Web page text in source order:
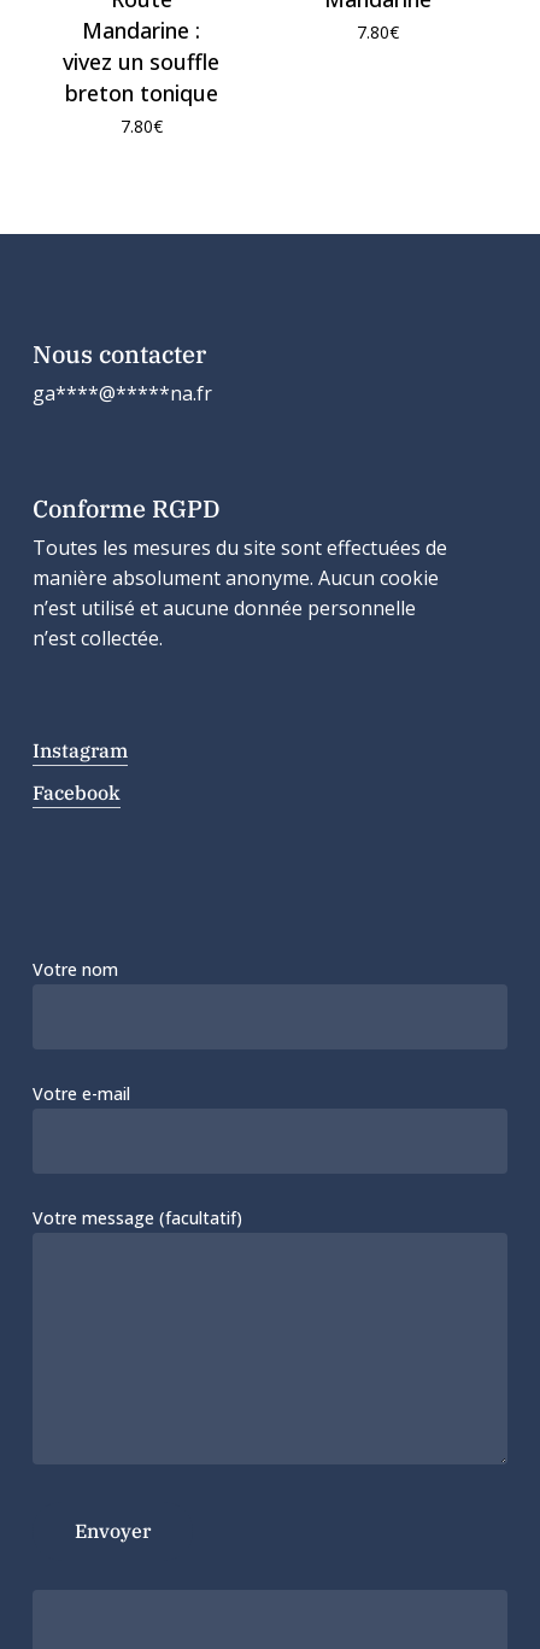
Mandarine :
vivez un souffle
breton tonique
7.80€
7.80€
Nous contacter
ga****@*****na.fr
Conforme RGPD
Toutes les mesures du site sont effectuées de
manière absolument anonyme. Aucun cookie
n’est utilisé et aucune donnée personnelle
n’est collectée.
Instagram
Facebook
Votre nom
Votre e-mail
Votre message (facultatif)